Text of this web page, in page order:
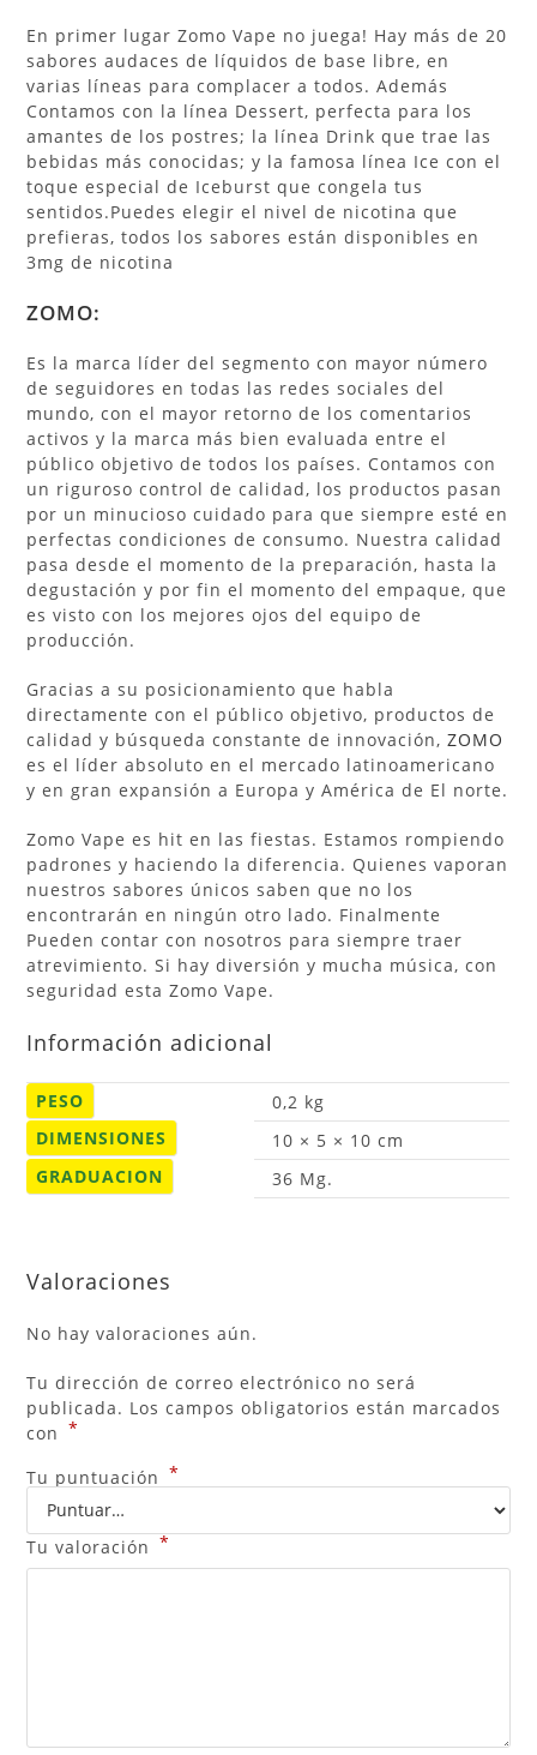
En primer lugar Zomo Vape no juega! Hay más de 20
sabores audaces de líquidos de base libre, en
varias líneas para complacer a todos. Además
Contamos con la línea Dessert, perfecta para los
amantes de los postres; la línea Drink que trae las
bebidas más conocidas; y la famosa línea Ice con el
toque especial de Iceburst que congela tus
sentidos.Puedes elegir el nivel de nicotina que
prefieras, todos los sabores están disponibles en
3mg de nicotina
ZOMO:
Es la marca líder del segmento con mayor número
de seguidores en todas las redes sociales del
mundo, con el mayor retorno de los comentarios
activos y la marca más bien evaluada entre el
público objetivo de todos los países. Contamos con
un riguroso control de calidad, los productos pasan
por un minucioso cuidado para que siempre esté en
perfectas condiciones de consumo. Nuestra calidad
pasa desde el momento de la preparación, hasta la
degustación y por fin el momento del empaque, que
es visto con los mejores ojos del equipo de
producción.
Gracias a su posicionamiento que habla
directamente con el público objetivo, productos de
calidad y búsqueda constante de innovación,ZOMO
es el líder absoluto en el mercado latinoamericano
y en gran expansión a Europa y América de El norte.
Zomo Vape es hit en las fiestas. Estamos rompiendo
padrones y haciendo la diferencia. Quienes vaporan
nuestros sabores únicos saben que no los
encontrarán en ningún otro lado. Finalmente
Pueden contar con nosotros para siempre traer
atrevimiento. Si hay diversión y mucha música, con
seguridad esta Zomo Vape.
Información adicional
PESO
0,2 kg
DIMENSIONES
10 × 5 × 10 cm
GRADUACION
36 Mg.
Valoraciones
No hay valoraciones aún.
Tu dirección de correo electrónico no será
publicada. Los campos obligatorios están marcados
con *
Tu puntuación *
Tu valoración *